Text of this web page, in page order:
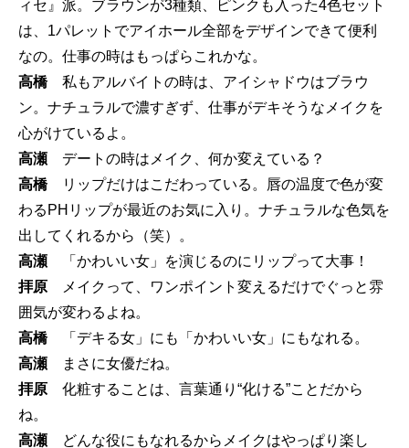
ィセ』派。ブラウンが3種類、ピンクも入った4色セット
は、1パレットでアイホール全部をデザインできて便利
なの。仕事の時はもっぱらこれかな。
高橋私もアルバイトの時は、アイシャドウはブラウ
ン。ナチュラルで濃すぎず、仕事がデキそうなメイクを
心がけているよ。
高瀬 デートの時はメイク、何か変えている？
高橋リップだけはこだわっている。唇の温度で色が変
わるPHリップが最近のお気に入り。ナチュラルな色気を
出してくれるから（笑）。
高瀬 「かわいい女」を演じるのにリップって大事！
拝原 メイクって、ワンポイント変えるだけでぐっと雰
囲気が変わるよね。
高橋「デキる女」にも「かわいい女」にもなれる。
高瀬 まさに女優だね。
拝原 化粧することは、言葉通り“化ける”ことだから
ね。
高瀬 どんな役にもなれるからメイクはやっぱり楽し